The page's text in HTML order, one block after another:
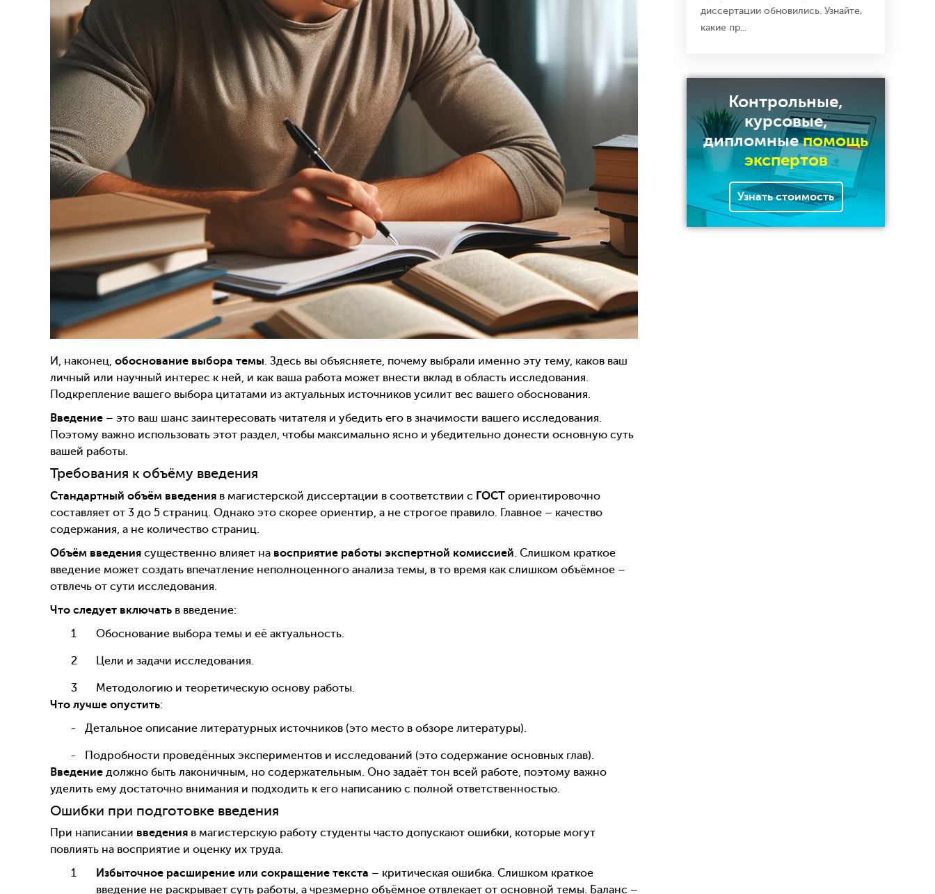
И, наконец, обоснование выбора темы. Здесь вы объясняете, почему выбрали именно эту тему, каков ваш
личный или научный интерес к ней, и как ваша работа может внести вклад в область исследования.
Подкрепление вашего выбора цитатами из актуальных источников усилит вес вашего обоснования.
Введение – это ваш шанс заинтересовать читателя и убедить его в значимости вашего исследования.
Поэтому важно использовать этот раздел, чтобы максимально ясно и убедительно донести основную суть
вашей работы.
Требования к объёму введения
Стандартный объём введения в магистерской диссертации в соответствии с ГОСТ ориентировочно
составляет от 3 до 5 страниц. Однако это скорее ориентир, а не строгое правило. Главное – качество
содержания, а не количество страниц.
Объём введения существенно влияет на восприятие работы экспертной комиссией. Слишком краткое
введение может создать впечатление неполноценного анализа темы, в то время как слишком объёмное –
отвлечь от сути исследования.
Что следует включать в введение:
Обоснование выбора темы и её актуальность.
Цели и задачи исследования.
Методологию и теоретическую основу работы.
Что лучше опустить:
Детальное описание литературных источников (это место в обзоре литературы).
Подробности проведённых экспериментов и исследований (это содержание основных глав).
Введение должно быть лаконичным, но содержательным. Оно задаёт тон всей работе, поэтому важно
уделить ему достаточно внимания и подходить к его написанию с полной ответственностью.
Ошибки при подготовке введения
При написании введения в магистерскую работу студенты часто допускают ошибки, которые могут
повлиять на восприятие и оценку их труда.
Избыточное расширение или сокращение текста – критическая ошибка. Слишком краткое
введение не раскрывает суть работы, а чрезмерно объёмное отвлекает от основной темы. Баланс –
диссертации обновились. Узнайте,
какие пр...
Контрольные,
курсовые,
дипломныепомощь
экспертов
Узнать стоимость